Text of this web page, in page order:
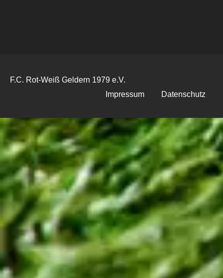
F.C. Rot-Weiß Geldern 1979 e.V.
Impressum
Datenschutz